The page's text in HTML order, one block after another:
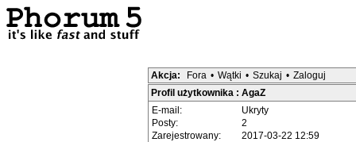
Akcja: Fora • Wątki • Szukaj • Zaloguj
Profil użytkownika : AgaZ
E-mail:
Ukryty
Posty:
2
Zarejestrowany:
2017-03-22 12:59